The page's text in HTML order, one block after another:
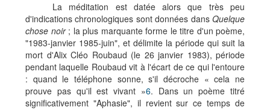
La méditation est datée alors que très peu
d'indications chronologiques sont données dans Quelque
chose noir; la plus marquante forme le titre d'un poème,
"1983-janvier 1985-juin", et délimite la période qui suit la
mort d'Alix Cléo Roubaud (le 26 janvier 1983), période
pendant laquelle Roubaud vit à l'écart de ce qui l'entoure
: quand le téléphone sonne, s'il décroche « cela ne
prouve pas qu'il est vivant »6. Dans un poème titré
significativement "Aphasie", il revient sur ce temps de